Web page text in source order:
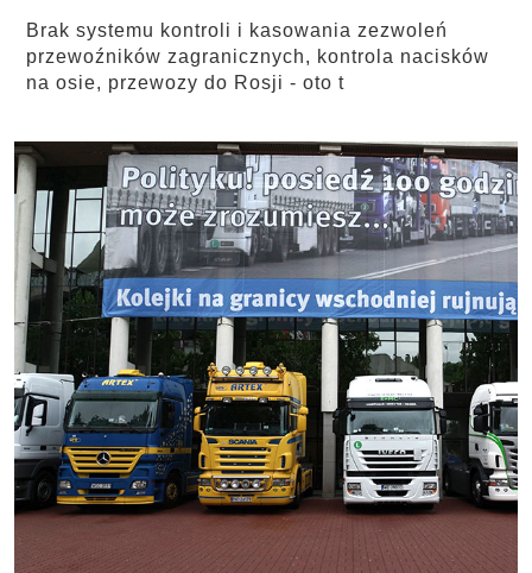
Brak systemu kontroli i kasowania zezwoleń
przewoźników zagranicznych, kontrola nacisków
na osie, przewozy do Rosji - oto t